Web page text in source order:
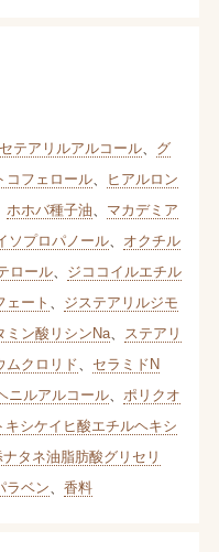
セテアリルアルコール、 グ
コフェロール、
ヒアルロン
ホホバ種子油
マカデミア
ソプロパノール、 オクチル
ロール、 ジココイルエチル
ェート
ジステアリルジモ
ミン酸リシンNa、
ステアリ
ムクロリド
セラミドN
ニルアルコール、 ポリクオ
キシケイヒ酸エチルヘキシ
ナタネ油脂肪酸グリセリ
ラベン 香料